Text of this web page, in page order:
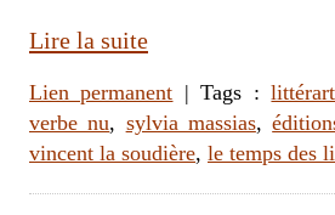
Lire la suite
Lien permanent | Tags :
verbe nu, sylvia massias,
vincent la soudière, le temps des